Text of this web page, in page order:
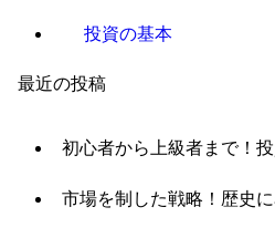
投資の基本
最近の投稿
初心者から上級者まで！
市場を制した戦略！歴史